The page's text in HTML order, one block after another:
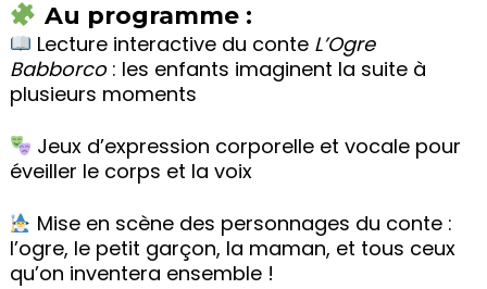
Au programme :
Lecture interactive du conte L’Ogre
Babborco: les enfants imaginent la suite à
plusieurs moments
Jeux d’expression corporelle et vocale pour
éveiller le corps et la voix
Mise en scène des personnages du conte :
l’ogre, le petit garçon, la maman, et tous ceux
qu’on inventera ensemble !